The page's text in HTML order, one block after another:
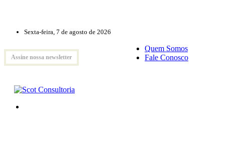
Sexta-feira, 7 de agosto de 2026
Assine nossa newsletter
Quem Somos
Fale Conosco